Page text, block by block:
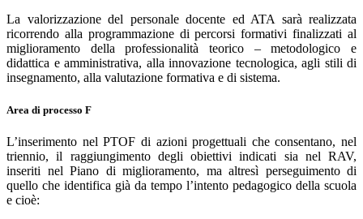
La valorizzazione del personale docente ed ATA sarà realizzata
ricorrendo alla programmazione di percorsi formativi finalizzati al
miglioramento della professionalità teorico – metodologico e
didattica e amministrativa, alla innovazione tecnologica, agli stili di
insegnamento, alla valutazione formativa e di sistema.
Area di processo F
L’inserimento nel PTOF di azioni progettuali che consentano, nel
triennio, il raggiungimento degli obiettivi indicati sia nel RAV,
inseriti nel Piano di miglioramento, ma altresì perseguimento di
quello che identifica già da tempo l’intento pedagogico della scuola
e cioè: